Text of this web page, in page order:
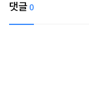
댓글 0